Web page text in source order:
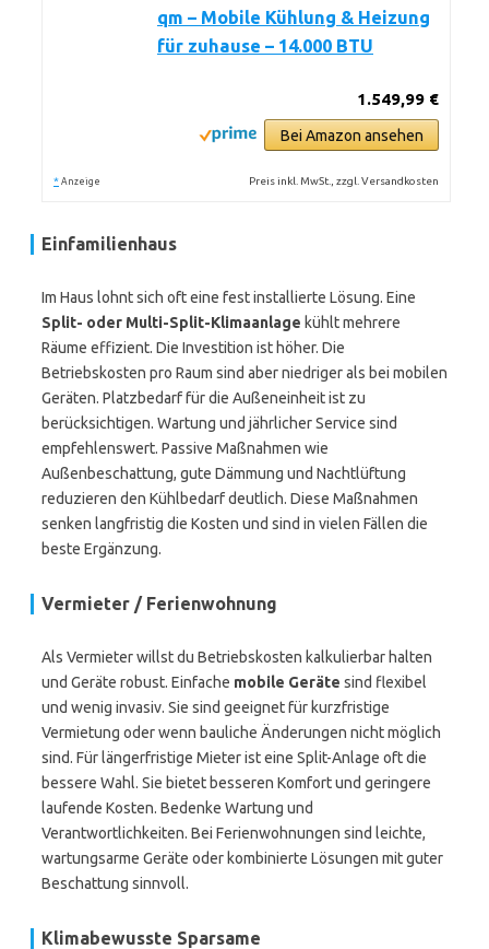
qm – Mobile Kühlung & Heizung
für zuhause – 14.000 BTU
1.549,99 €
Bei Amazon ansehen
* Anzeige Preis inkl. MwSt., zzgl. Versandkosten
Einfamilienhaus
Im Haus lohnt sich oft eine fest installierte Lösung. Eine
Split- oder Multi-Split-Klimaanlage kühlt mehrere
Räume effizient. Die Investition ist höher. Die
Betriebskosten pro Raum sind aber niedriger als bei mobilen
Geräten. Platzbedarf für die Außeneinheit ist zu
berücksichtigen. Wartung und jährlicher Service sind
empfehlenswert. Passive Maßnahmen wie
Außenbeschattung, gute Dämmung und Nachtlüftung
reduzieren den Kühlbedarf deutlich. Diese Maßnahmen
senken langfristig die Kosten und sind in vielen Fällen die
beste Ergänzung.
Vermieter / Ferienwohnung
Als Vermieter willst du Betriebskosten kalkulierbar halten
und Geräte robust. Einfache mobile Geräte sind flexibel
und wenig invasiv. Sie sind geeignet für kurzfristige
Vermietung oder wenn bauliche Änderungen nicht möglich
sind. Für längerfristige Mieter ist eine Split-Anlage oft die
bessere Wahl. Sie bietet besseren Komfort und geringere
laufende Kosten. Bedenke Wartung und
Verantwortlichkeiten. Bei Ferienwohnungen sind leichte,
wartungsarme Geräte oder kombinierte Lösungen mit guter
Beschattung sinnvoll.
Klimabewusste Sparsame